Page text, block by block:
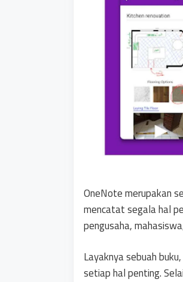
OneNote merupakan
mencatat segala hal
pengusaha,
Layaknya sebuah
setiap hal penting.